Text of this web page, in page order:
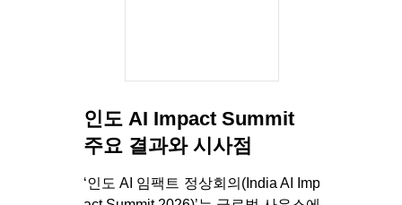
인도 AI Impact Summit
주요 결과와 시사점
‘인도 AI 임팩트 정상회의(India AI Imp